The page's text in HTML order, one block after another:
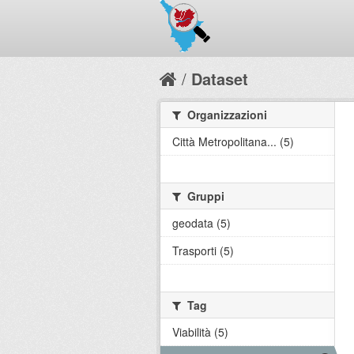
Dataset
Organizzazioni
Città Metropolitana... (5)
Gruppi
geodata (5)
Trasporti (5)
Tag
Viabilità (5)